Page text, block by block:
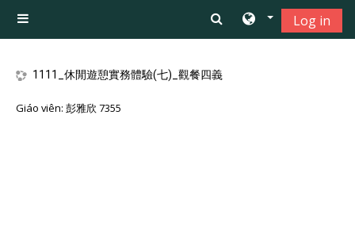
Bảng điều khiển cạnh
Log in
1111_休閒遊憩實務體驗(七)_觀餐四義
Giáo viên: 彭雅欣 7355